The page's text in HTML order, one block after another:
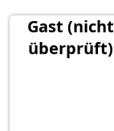
Gast (nicht
überprüft)